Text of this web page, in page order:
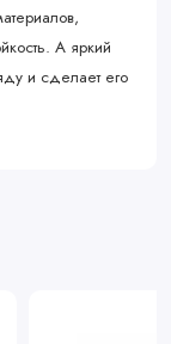
А яркий
и сделает его